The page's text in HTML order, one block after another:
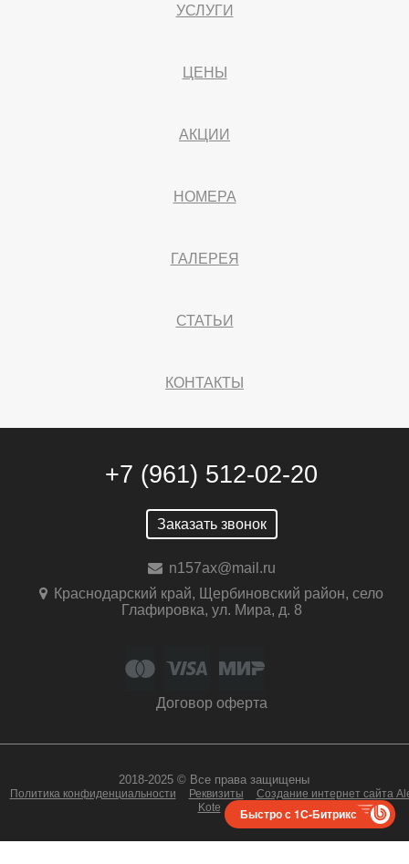
УСЛУГИ
ЦЕНЫ
АКЦИИ
НОМЕРА
ГАЛЕРЕЯ
СТАТЬИ
КОНТАКТЫ
+7 (961) 512-02-20
Заказать звонок
n157ax@mail.ru
Краснодарский край, Щербиновский район, село
Глафировка, ул. Мира, д. 8
Договор оферта
2018-2025 © Все права защищены
Политика конфиденциальности Реквизиты
Создание интернет сайта
Kote
Быстро с 1С-Битрикс